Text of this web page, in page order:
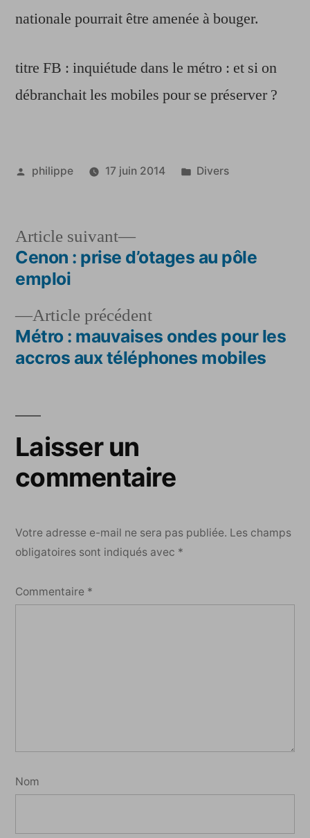
nationale pourrait être amenée à bouger.
titre FB : inquiétude dans le métro : et si on
débranchait les mobiles pour se préserver ?
Publié
philippe 17 juin 2014
Publié
Divers
Navigation
l’article
Article précédentArticle
précédent :
Métro : mauvaises ondes pour les
accros aux téléphones mobiles
Article suivant
Article
suivant :
Cenon : prise d’otages au pôle
emploi
Laisser un
commentaire
Votre adresse e-mail ne sera pas publiée. Les champs
obligatoires sont indiqués avec *
Commentaire *
Nom